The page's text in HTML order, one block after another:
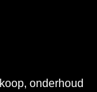
onderhoud